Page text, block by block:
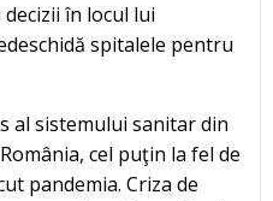
în locul lui
spitalele pentru
al sistemului sanitar din
cel puţin la fel de
pandemia. Criza de